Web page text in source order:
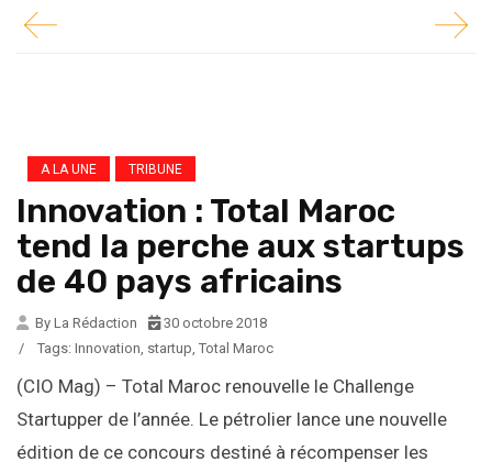
A LA UNE TRIBUNE
Innovation : Total Maroc
tend la perche aux startups
de 40 pays africains
By La Rédaction
30 octobre 2018
/
Tags: Innovation, startup, Total Maroc
(CIO Mag) – Total Maroc renouvelle le Challenge
Startupper de l’année. Le pétrolier lance une nouvelle
édition de ce concours destiné à récompenser les